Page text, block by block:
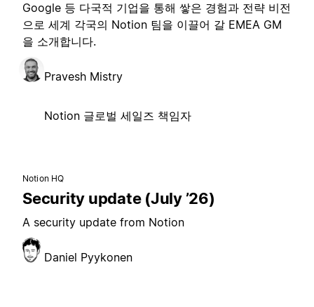
Google 등 다국적 기업을 통해 쌓은 경험과 전략 비전
으로 세계 각국의 Notion 팀을 이끌어 갈 EMEA GM
을 소개합니다.
Pravesh Mistry
Notion 글로벌 세일즈 책임자
Notion HQ
Security update (July ’26)
A security update from Notion
Daniel Pyykonen